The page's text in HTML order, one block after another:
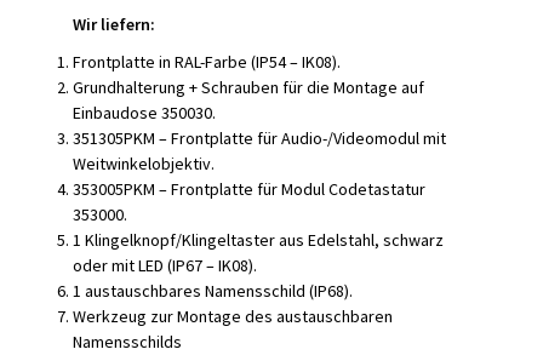
Wir liefern:
Frontplatte in RAL-Farbe (IP54 – IK08).
Grundhalterung + Schrauben für die Montage auf
Einbaudose 350030.
351305PKM – Frontplatte für Audio-/Videomodul mit
Weitwinkelobjektiv.
353005PKM – Frontplatte für Modul Codetastatur
353000.
1 Klingelknopf/Klingeltaster aus Edelstahl, schwarz
oder mit LED (IP67 – IK08).
1 austauschbares Namensschild (IP68).
Werkzeug zur Montage des austauschbaren
Namensschilds